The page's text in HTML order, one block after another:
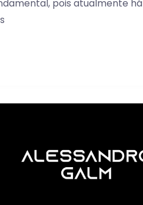
pois atualmente há